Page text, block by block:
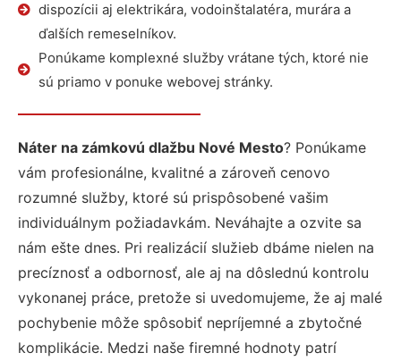
dispozícii aj elektrikára, vodoinštalatéra, murára a
ďalších remeselníkov.
Ponúkame komplexné služby vrátane tých, ktoré nie
sú priamo v ponuke webovej stránky.
Náter na zámkovú dlažbu Nové Mesto? Ponúkame
vám profesionálne, kvalitné a zároveň cenovo
rozumné služby, ktoré sú prispôsobené vašim
individuálnym požiadavkám. Neváhajte a ozvite sa
nám ešte dnes. Pri realizácií služieb dbáme nielen na
precíznosť a odbornosť, ale aj na dôslednú kontrolu
vykonanej práce, pretože si uvedomujeme, že aj malé
pochybenie môže spôsobiť nepríjemné a zbytočné
komplikácie. Medzi naše firemné hodnoty patrí